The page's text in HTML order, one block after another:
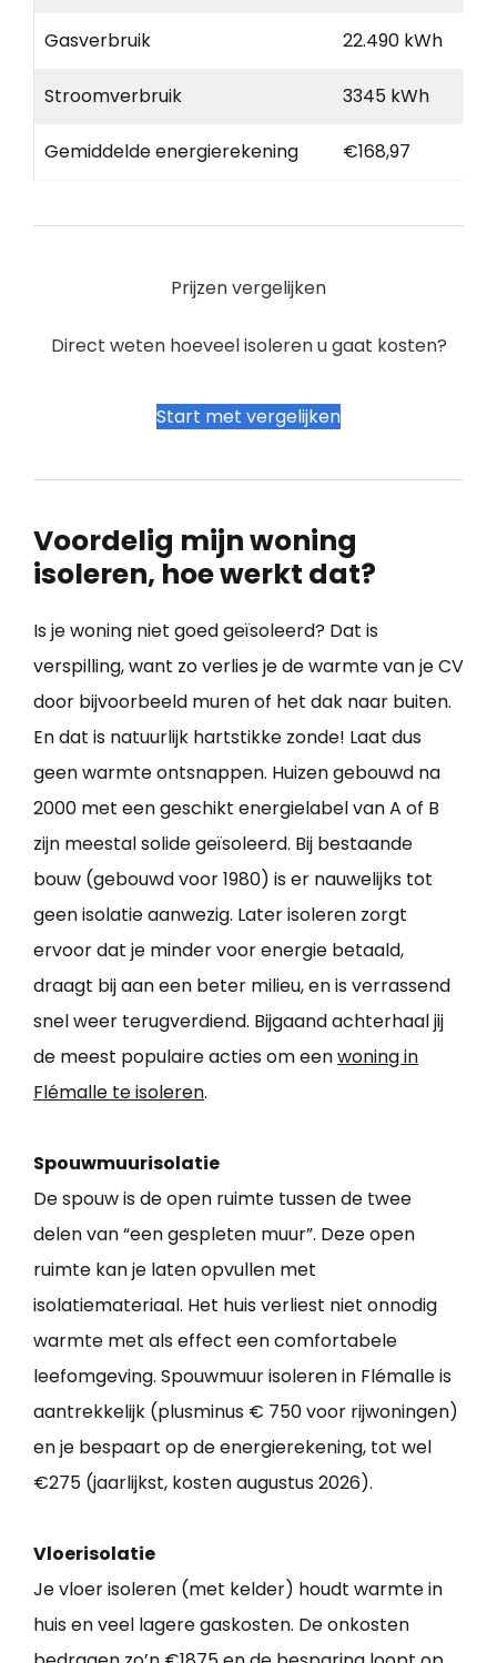
Gasverbruik 22.490 kWh
Stroomverbruik 3345 kWh
Gemiddelde energierekening €168,97
Prijzen vergelijken
Direct weten hoeveel isoleren u gaat kosten?
Start met vergelijken
Voordelig mijn woning
isoleren, hoe werkt dat?
Is je woning niet goed geïsoleerd? Dat is
verspilling, want zo verlies je de warmte van je CV
door bijvoorbeeld muren of het dak naar buiten.
En dat is natuurlijk hartstikke zonde! Laat dus
geen warmte ontsnappen. Huizen gebouwd na
2000 met een geschikt energielabel van A of B
zijn meestal solide geïsoleerd. Bij bestaande
bouw (gebouwd voor 1980) is er nauwelijks tot
geen isolatie aanwezig. Later isoleren zorgt
ervoor dat je minder voor energie betaald,
draagt bij aan een beter milieu, en is verrassend
snel weer terugverdiend. Bijgaand achterhaal jij
de meest populaire acties om eenwoning in
Flémalle te isoleren.
Spouwmuurisolatie
De spouw is de open ruimte tussen de twee
delen van “een gespleten muur”. Deze open
ruimte kan je laten opvullen met
isolatiemateriaal. Het huis verliest niet onnodig
warmte met als effect een comfortabele
leefomgeving. Spouwmuur isoleren in Flémalle is
aantrekkelijk (plusminus € 750 voor rijwoningen)
en je bespaart op de energierekening, tot wel
€275 (jaarlijkst, kosten augustus 2026).
Vloerisolatie
Je vloer isoleren (met kelder) houdt warmte in
huis en veel lagere gaskosten. De onkosten